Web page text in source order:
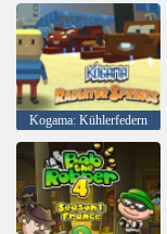
Kogama: Kühlerfedern